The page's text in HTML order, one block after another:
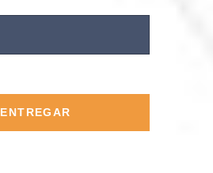
ENTREGAR